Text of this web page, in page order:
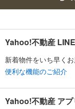
Yahoo!不動産
新着物件をいち早くお
便利な機能のご紹介
Yahoo!不動産 アプ